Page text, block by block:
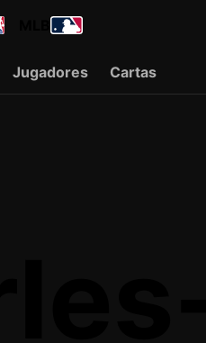
Jugadores Cartas